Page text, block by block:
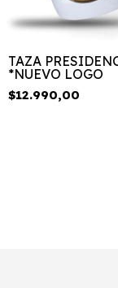
TAZA
*NUEVO LOGO
$12.990,00